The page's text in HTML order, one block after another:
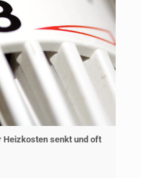
Heizkosten senkt und oft